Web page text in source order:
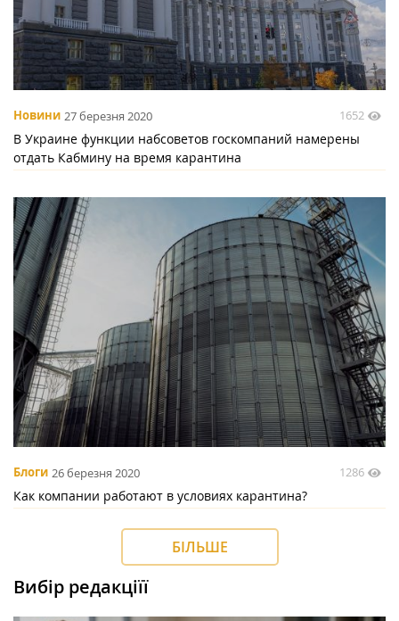
Новини 27 березня 2020 1652
В Украине функции набсоветов госкомпаний намерены
отдать Кабмину на время карантина
Блоги 26 березня 2020 1286
Как компании работают в условиях карантина?
БІЛЬШЕ
Вибір редакціїї